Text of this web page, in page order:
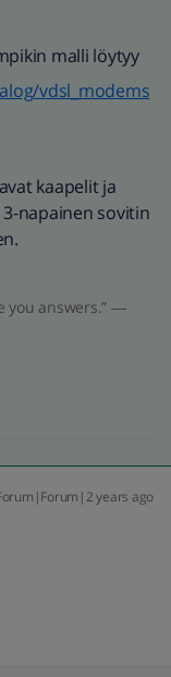
malli löytyy
vdsl_modems
kaapelit ja
3-napainen sovitin
you answers.” ―
years ago